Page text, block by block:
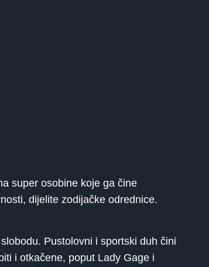
super osobine koje ga čine
dijelite zodijačke odrednice.
Pustolovni i sportski duh čini
i otkačene, poput Lady Gage i